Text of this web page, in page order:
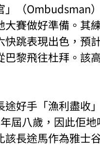
（Ombudsman）
賽做好準備。其
快跳表現出色，預
黎飛往杜拜。該
好手「漁利盡收」
屆八歲，因此佢地
該長途馬作為雅士